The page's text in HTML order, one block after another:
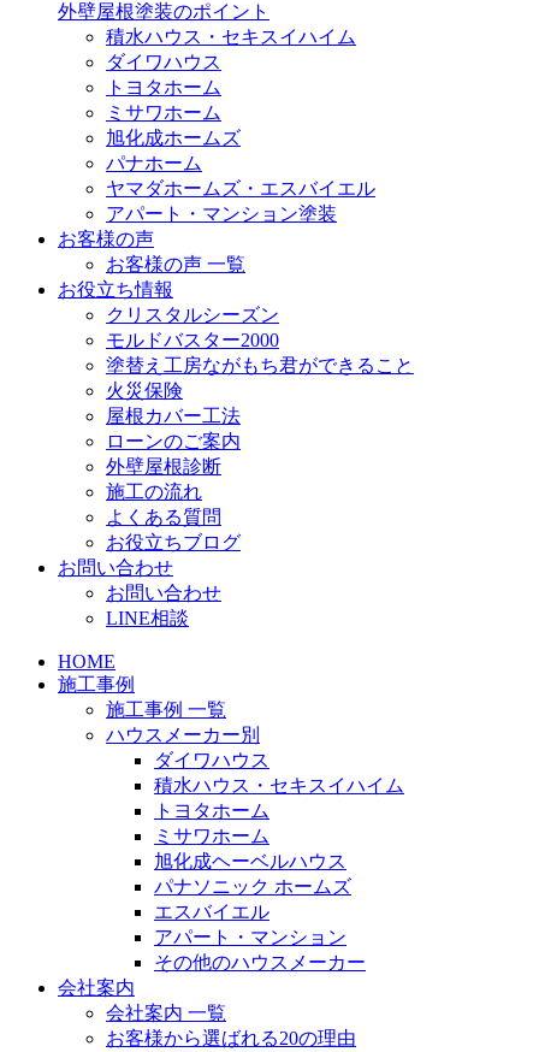
外壁屋根塗装のポイント
積水ハウス・セキスイハイム
ダイワハウス
トヨタホーム
ミサワホーム
旭化成ホームズ
パナホーム
ヤマダホームズ・エスバイエル
アパート・マンション塗装
お客様の声
お客様の声 一覧
お役立ち情報
クリスタルシーズン
モルドバスター2000
塗替え工房ながもち君ができること
火災保険
屋根カバー工法
ローンのご案内
外壁屋根診断
施工の流れ
よくある質問
お役立ちブログ
お問い合わせ
お問い合わせ
LINE相談
HOME
施工事例
施工事例 一覧
ハウスメーカー別
ダイワハウス
積水ハウス・セキスイハイム
トヨタホーム
ミサワホーム
旭化成ヘーベルハウス
パナソニック ホームズ
エスバイエル
アパート・マンション
その他のハウスメーカー
会社案内
会社案内 一覧
お客様から選ばれる20の理由